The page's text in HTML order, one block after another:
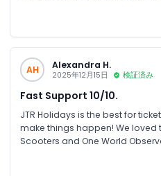
know help is just a text away.
AH
Alexandra H.
2025年12月15日 検証済み
Fast Support 10/10.
JTR Holidays is the best for
make things happen! We loved
Scooters and One World